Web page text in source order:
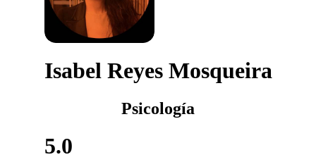
Isabel Reyes Mosqueira
Psicología
5.0